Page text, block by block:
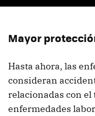
Mayor
Hasta ahora, las
consideran
relacionadas con el
enfermedades